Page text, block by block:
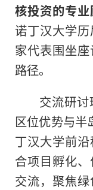
核投资的专
诺丁汉大学
家代表围坐
路径。
交流研
区位优势与半
丁汉大学前
合项目孵化
交流，聚焦